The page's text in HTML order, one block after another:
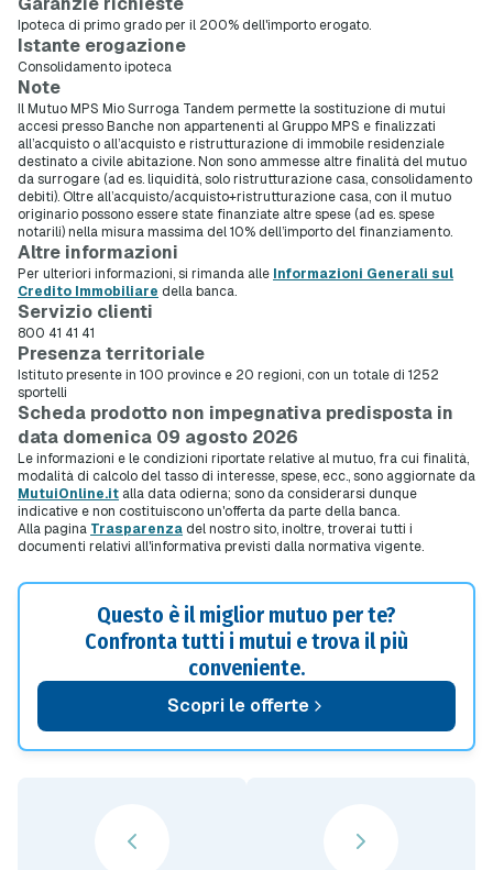
Ipoteca di primo grado per il 200% dell'importo erogato.
Istante erogazione
Consolidamento ipoteca
Note
Il Mutuo MPS Mio Surroga Tandem permette la sostituzione di mutui
accesi presso Banche non appartenenti al Gruppo MPS e finalizzati
all’acquisto o all’acquisto e ristrutturazione di immobile residenziale
destinato a civile abitazione. Non sono ammesse altre finalità del mutuo
da surrogare (ad es. liquidità, solo ristrutturazione casa, consolidamento
debiti). Oltre all’acquisto/acquisto+ristrutturazione casa, con il mutuo
originario possono essere state finanziate altre spese (ad es. spese
notarili) nella misura massima del 10% dell’importo del finanziamento.
Altre informazioni
Per ulteriori informazioni, si rimanda alle Informazioni Generali sul
Credito Immobiliare della banca.
Servizio clienti
800 41 41 41
Presenza territoriale
Istituto presente in 100 province e 20 regioni, con un totale di 1252
sportelli
Scheda prodotto non impegnativa predisposta in
data domenica 09 agosto 2026
Le informazioni e le condizioni riportate relative al mutuo, fra cui finalità,
modalità di calcolo del tasso di interesse, spese, ecc., sono aggiornate da
MutuiOnline.it alla data odierna; sono da considerarsi dunque
indicative e non costituiscono un'offerta da parte della banca.
Alla pagina Trasparenza del nostro sito, inoltre, troverai tutti i
documenti relativi all'informativa previsti dalla normativa vigente.
Questo è il miglior mutuo per te?
Confronta tutti i mutui e trova il più
conveniente.
Scopri le offerte